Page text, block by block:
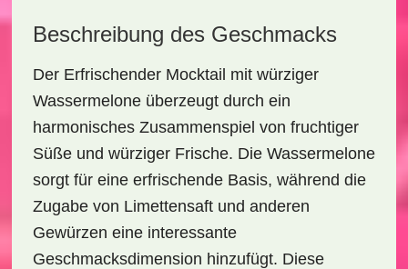
Beschreibung des Geschmacks
Der Erfrischender Mocktail mit würziger
Wassermeloneüberzeugt durch ein
harmonisches Zusammenspiel von fruchtiger
Süßeund würziger Frische. Die Wassermelone
sorgt für eine erfrischende Basis, während die
Zugabe von Limettensaft und anderen
Gewürzen eine interessante
Geschmacksdimension hinzufügt. Diese